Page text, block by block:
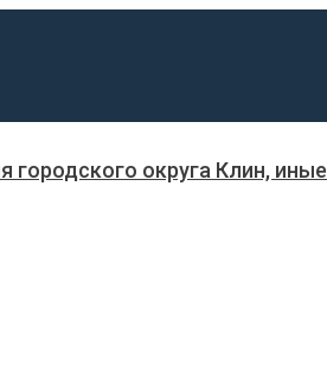
округа Клин, иные